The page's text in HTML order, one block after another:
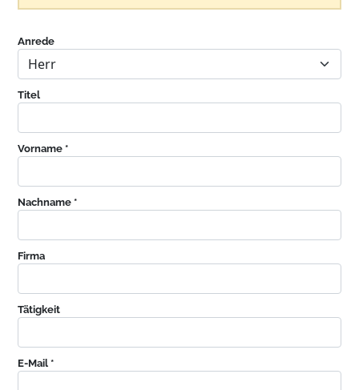
Anrede
Titel
Vorname *
Nachname *
Firma
Tätigkeit
E-Mail *